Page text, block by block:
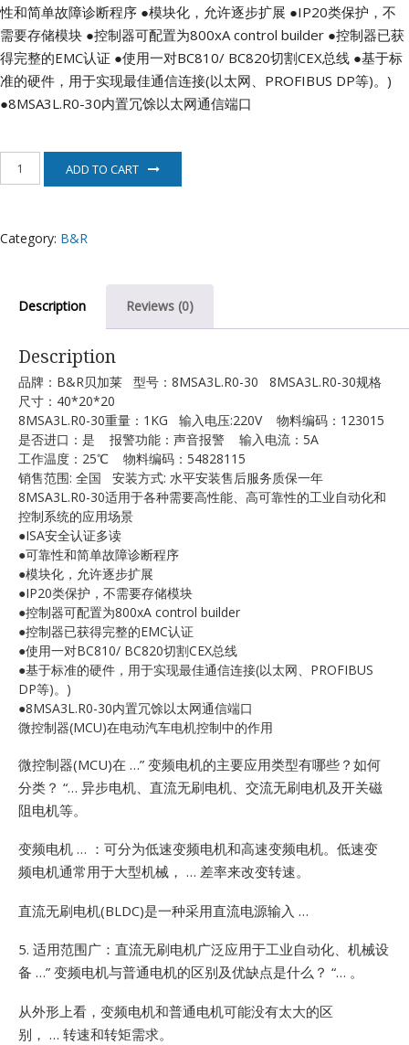
性和简单故障诊断程序 ●模块化，允许逐步扩展 ●IP20类保护，不
需要存储模块 ●控制器可配置为800xA control builder ●控制器已获
得完整的EMC认证 ●使用一对BC810/ BC820切割CEX总线 ●基于标
准的硬件，用于实现最佳通信连接(以太网、PROFIBUS DP等)。)
●8MSA3L.R0-30内置冗馀以太网通信端口
电
ADD TO CART
Category: B&R
Description Reviews (0)
Description
品牌：B&R贝加莱 型号：8MSA3L.R0-30 8MSA3L.R0-30规格
尺寸：40*20*20
8MSA3L.R0-30重量：1KG 输入电压:220V 物料编码：123015
是否进口：是 报警功能：声音报警 输入电流：5A
工作温度：25℃ 物料编码：54828115
销售范围: 全国 安装方式: 水平安装售后服务质保一年
8MSA3L.R0-30适用于各种需要高性能、高可靠性的工业自动化和
控制系统的应用场景
●ISA安全认证多读
●可靠性和简单故障诊断程序
●模块化，允许逐步扩展
●IP20类保护，不需要存储模块
●控制器可配置为800xA control builder
●控制器已获得完整的EMC认证
●使用一对BC810/ BC820切割CEX总线
●基于标准的硬件，用于实现最佳通信连接(以太网、PROFIBUS
DP等)。)
●8MSA3L.R0-30内置冗馀以太网通信端口
微控制器(MCU)在电动汽车电机控制中的作用
微控制器(MCU)在 …” 变频电机的主要应用类型有哪些？如何
分类？ “… 异步电机、直流无刷电机、交流无刷电机及开关磁
阻电机等。
变频电机 … ：可分为低速变频电机和高速变频电机。低速变
频电机通常用于大型机械， … 差率来改变转速。
直流无刷电机(BLDC)是一种采用直流电源输入 …
5. 适用范围广：直流无刷电机广泛应用于工业自动化、机械设
备 …” 变频电机与普通电机的区别及优缺点是什么？ “… 。
从外形上看，变频电机和普通电机可能没有太大的区
别， … 转速和转矩需求。